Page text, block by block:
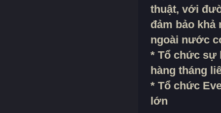
thuật, với
đảm bảo khả
ngoài nước
* Tổ chức sự
hàng tháng
* Tổ chức
lớn